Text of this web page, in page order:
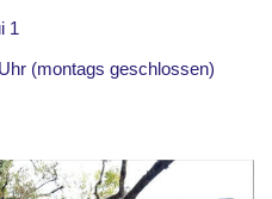
1
(montags geschlossen)